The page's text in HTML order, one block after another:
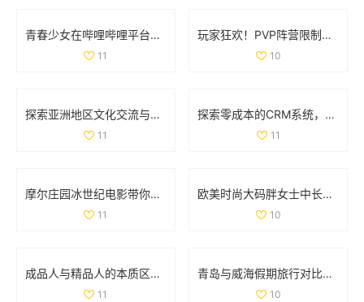
青春少女在哔哩哔哩平台免费观看精彩内容的攻略
11
玩家狂欢！PVP阵营限制解除，部落与联盟可组队战斗
10
探索亚洲地区文化交流与学习的独特魅力与价值
11
探索零成本的CRM系统，助力企业轻松管理客户关系
11
摩尔庄园冰世纪电影带你领略全新奇幻冒险旅程
11
欧美时尚大码胖女士中长款连衣裙彰显优雅魅力
10
成品人与精品人的本质区别解析与对比分析
11
青岛与威海假期旅行对比全解析，哪个更值得去探索
10